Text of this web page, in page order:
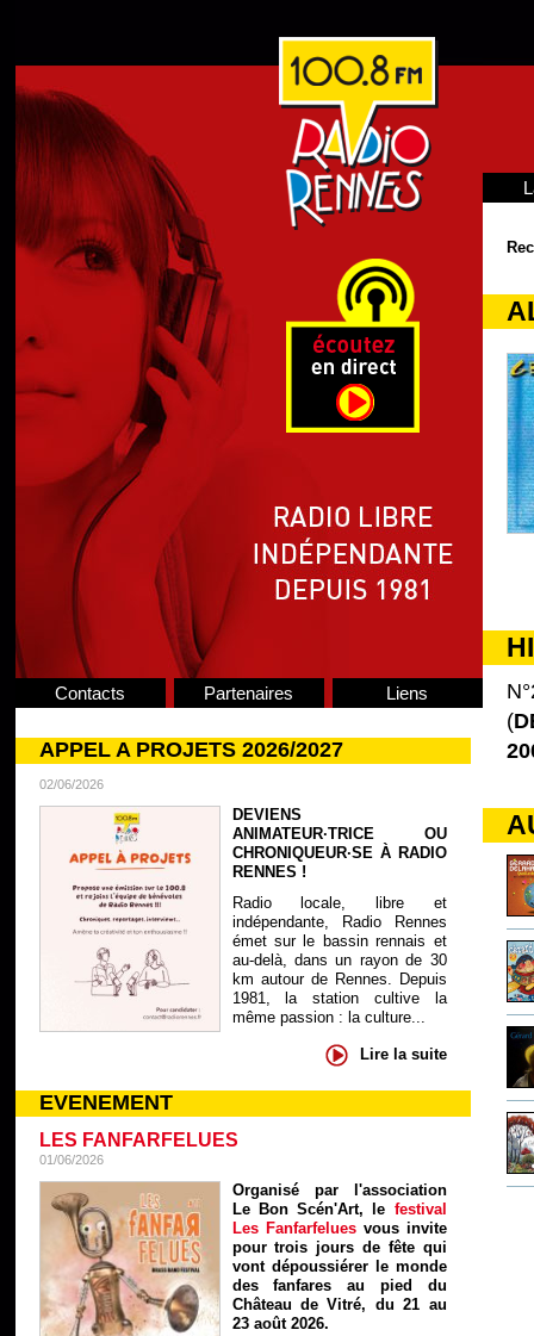
Contacts Partenaires Liens
APPEL A PROJETS 2026/2027
02/06/2026
DEVIENS
ANIMATEUR·TRICE OU
CHRONIQUEUR·SE À RADIO
RENNES !
Radio locale, libre et
indépendante, Radio Rennes
émet sur le bassin rennais et
au-delà, dans un rayon de 30
km autour de Rennes. Depuis
1981, la station cultive la
même passion : la culture...
Lire la suite
EVENEMENT
LES FANFARFELUES
01/06/2026
Organisé par l'association
Le Bon Scén'Art, le festival
Les Fanfarfelues vous invite
pour trois jours de fête qui
vont dépoussiérer le monde
des fanfares au pied du
Château de Vitré, du 21 au
23 août 2026.
(